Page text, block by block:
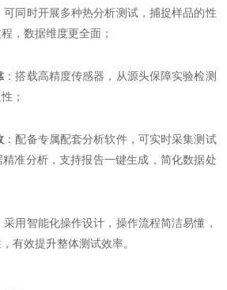
可同时开展多种热分析测试，捕捉样品的性
，数据维度更全面；
：搭载高精度传感器，从源头保障实验检测
；
：配备专属配套分析软件，可实时采集测试
准分析，支持报告一键生成，简化数据处
采用智能化操作设计，操作流程简洁易懂，
有效提升整体测试效率。